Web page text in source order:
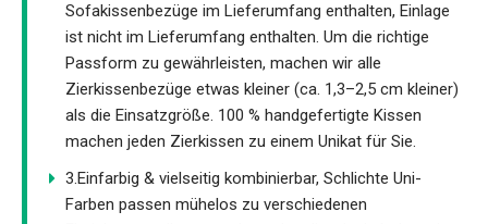
Sofakissenbezüge im Lieferumfang enthalten, Einlage
ist nicht im Lieferumfang enthalten. Um die richtige
Passform zu gewährleisten, machen wir alle
Zierkissenbezüge etwas kleiner (ca. 1,3–2,5 cm kleiner)
als die Einsatzgröße. 100 % handgefertigte Kissen
machen jeden Zierkissen zu einem Unikat für Sie.
3.Einfarbig & vielseitig kombinierbar, Schlichte Uni-
Farben passen mühelos zu verschiedenen